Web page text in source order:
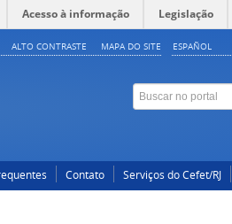
Acesso à informação Legislação
ESPAÑOL
ALTO CONTRASTE MAPA DO SITE
Contato Serviços do Cefet/RJ